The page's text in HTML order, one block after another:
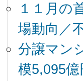
１１月の
場動向／
分譲マン
模5,095